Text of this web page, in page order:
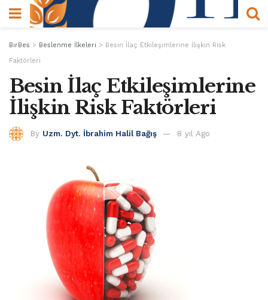
BirBes > Beslenme İlkeleri > Besin İlaç Etkileşimlerine İlişkin Risk
Faktörleri
Besin İlaç Etkileşimlerine
İlişkin Risk Faktörleri
By Uzm. Dyt. İbrahim Halil Bağış 8 yıl Ago